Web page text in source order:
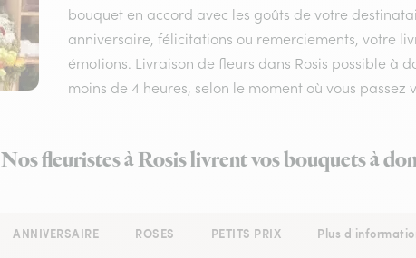
bouquet en accord avec les goûts de votre
anniversaire, félicitations ou remerciements, votre
émotions. Livraison de fleurs dans Rosis possible à
moins de 4 heures, selon le moment où vous passez
Nos fleuristes à Rosis livrent vos bouquets à
ANNIVERSAIRE ROSES PETITS PRIX Plus